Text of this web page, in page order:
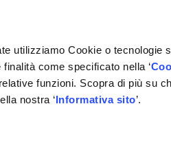
utilizziamo Cookie o tecnologie
come specificato nella ‘
funzioni. Scopra di più su
nostra ‘Informativa sito’.